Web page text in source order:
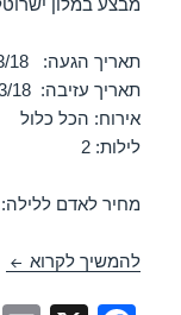
תאריך הגעה: 27/03/18
תאריך עזיבה: 29/03/18
אירוח: הכל כלול
לילות: 2
מחיר לאדם ללילה:
להמשיך לקרוא